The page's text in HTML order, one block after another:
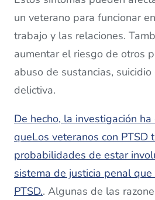
un veterano para funcionar
trabajo y las relaciones.
aumentar el riesgo de otros
abuso de sustancias, suicidio
delictiva.
De hecho, la investigación
queLos veteranos con PTSD
probabilidades de estar
sistema de justicia penal
PTSD.. Algunas de las